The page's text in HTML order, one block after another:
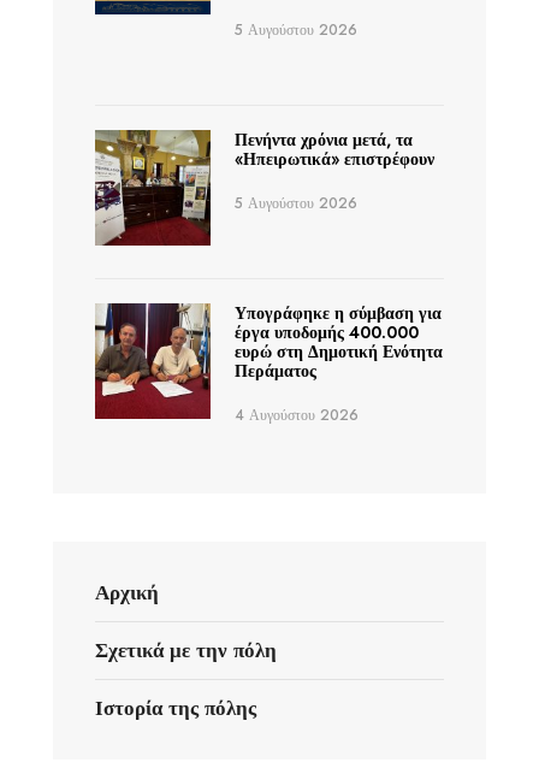
5 Αυγούστου 2026
Πενήντα χρόνια μετά, τα
«Ηπειρωτικά» επιστρέφουν
5 Αυγούστου 2026
Υπογράφηκε η σύμβαση για
έργα υποδομής 400.000
ευρώ στη Δημοτική Ενότητα
Περάματος
4 Αυγούστου 2026
Αρχική
Σχετικά με την πόλη
Ιστορία της πόλης